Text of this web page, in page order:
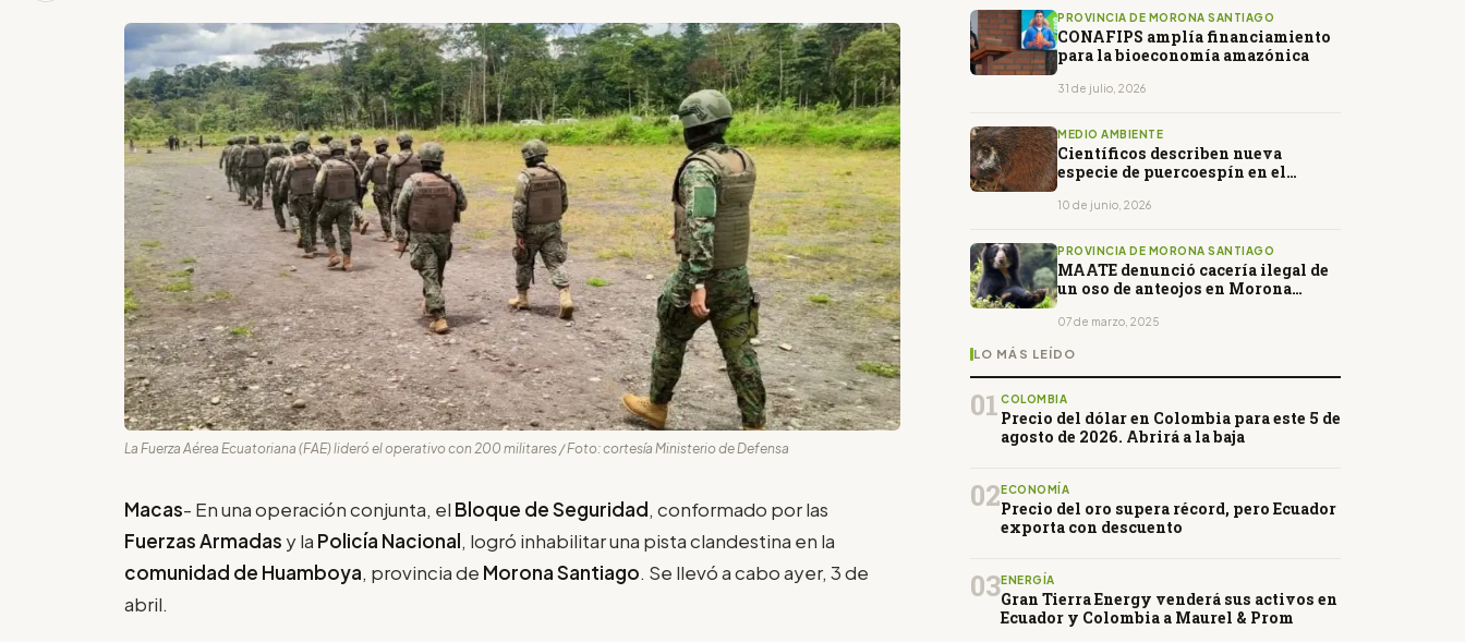
La Fuerza Aérea Ecuatoriana (FAE) lideró el operativo con 200 militares / Foto: cortesía Ministerio de Defensa
Macas- En una operación conjunta, el Bloque de Seguridad, conformado por las
Fuerzas Armadas y la Policía Nacional, logró inhabilitar una pista clandestina en la
comunidad de Huamboya, provincia de Morona Santiago. Se llevó a cabo ayer, 3 de
abril.
PROVINCIA DE MORONA SANTIAGO
CONAFIPS amplía financiamiento
para la bioeconomía amazónica
31 de julio, 2026
MEDIO AMBIENTE
Científicos describen nueva
especie de puercoespín en el
10 de junio, 2026
PROVINCIA DE MORONA SANTIAGO
MAATE denunció cacería ilegal de
un oso de anteojos en Morona
07 de marzo, 2025
LO MÁS LEÍDO
01 COLOMBIA
Precio del dólar en Colombia para este 5 de
agosto de 2026. Abrirá a la baja
02 ECONOMÍA
Precio del oro supera récord, pero Ecuador
exporta con descuento
03ENERGÍA
Gran Tierra Energy venderá sus activos en
Ecuador y Colombia a Maurel & Prom